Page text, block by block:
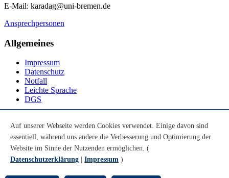
E-Mail: karadag@uni-bremen.de
Ansprechpersonen
Allgemeines
Impressum
Datenschutz
Notfall
Leichte Sprache
DGS
Youtube
Instagram
LinkedIn
Auf unserer Webseite werden Cookies verwendet. Einige davon sind
essentiell, während uns andere die Verbesserung und Optimierung der
Website im Sinne der Nutzenden ermöglichen. (
Datenschutzerklärung
Impressum )